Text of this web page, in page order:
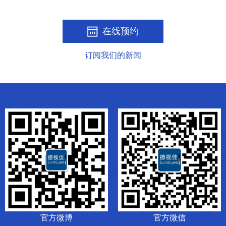
在线预约
订阅我们的新闻
官方微博 官方微信